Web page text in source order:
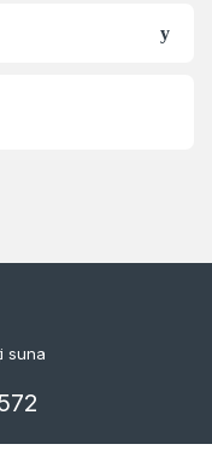
suna